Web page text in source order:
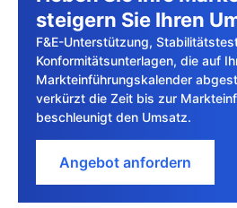
steigern Sie Ihren
F&E-Unterstützung,
Konformitätsunterlagen, die auf
Markteinführungskalender
verkürzt die Zeit bis zur
beschleunigt den Umsatz.
Angebot anfordern